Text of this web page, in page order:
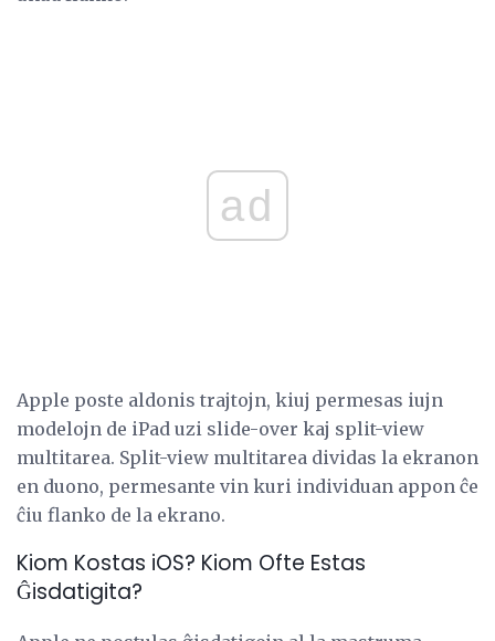
ad
Apple poste aldonis trajtojn, kiuj permesas iujn
modelojn de iPad uzi slide-over kaj split-view
multitarea. Split-view multitarea dividas la ekranon
en duono, permesante vin kuri individuan appon ĉe
ĉiu flanko de la ekrano.
Kiom Kostas iOS? Kiom Ofte Estas
Ĝisdatigita?